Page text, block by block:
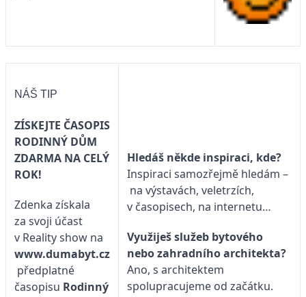
NÁŠ TIP
ZÍSKEJTE ČASOPIS
RODINNÝ DŮM
ZDARMA NA CELÝ
ROK!
Zdenka získala
za svoji účast
v Reality show na
www.dumabyt.cz
předplatné
časopisu Rodinný
Hledáš někde inspiraci, kde?
Inspiraci samozřejmě hledám –
na výstavách, veletrzích,
v časopisech, na internetu…
Využiješ služeb bytového
nebo zahradního architekta?
Ano, s architektem
spolupracujeme od začátku.